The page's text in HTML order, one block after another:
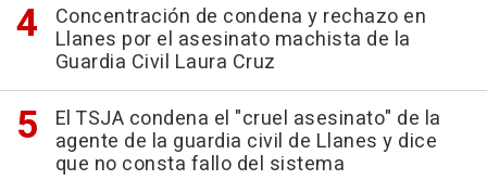
Concentración de condena y rechazo en
Llanes por el asesinato machista de la
Guardia Civil Laura Cruz
El TSJA condena el "cruel asesinato" de la
agente de la guardia civil de Llanes y dice
que no consta fallo del sistema